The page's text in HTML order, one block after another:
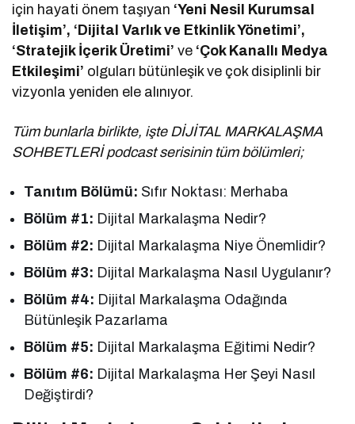
için hayati önem taşıyan ‘Yeni Nesil Kurumsal
İletişim’, ‘Dijital Varlık ve Etkinlik Yönetimi’,
‘Stratejik İçerik Üretimi’ve ‘Çok Kanallı Medya
Etkileşimi’ olguları bütünleşik ve çok disiplinli bir
vizyonla yeniden ele alınıyor.
Tüm bunlarla birlikte, işte DİJİTAL MARKALAŞMA
SOHBETLERİ podcast serisinin tüm bölümleri;
Tanıtım Bölümü: Sıfır Noktası: Merhaba
Bölüm #1: Dijital Markalaşma Nedir?
Bölüm #2: Dijital Markalaşma Niye Önemlidir?
Bölüm #3: Dijital Markalaşma Nasıl Uygulanır?
Bölüm #4: Dijital Markalaşma Odağında
Bütünleşik Pazarlama
Bölüm #5: Dijital Markalaşma Eğitimi Nedir?
Bölüm #6: Dijital Markalaşma Her Şeyi Nasıl
Değiştirdi?